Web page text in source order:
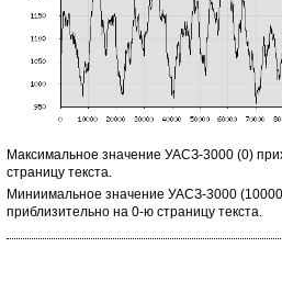
Максимальное значение УАСЗ-3000 (0)
страницу текста.
Миниимальное значение УАСЗ-3000
приблизительно на 0-ю страницу текста.